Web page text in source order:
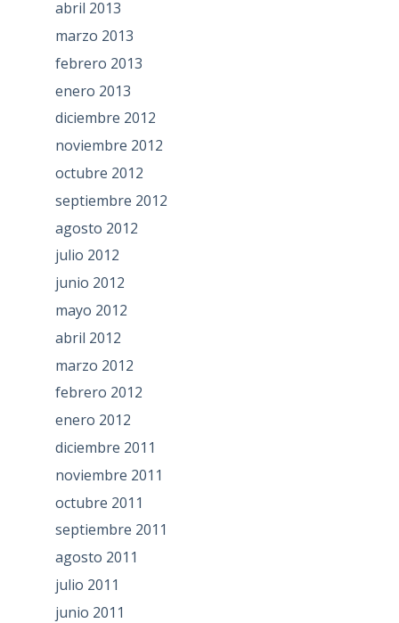
abril 2013
marzo 2013
febrero 2013
enero 2013
diciembre 2012
noviembre 2012
octubre 2012
septiembre 2012
agosto 2012
julio 2012
junio 2012
mayo 2012
abril 2012
marzo 2012
febrero 2012
enero 2012
diciembre 2011
noviembre 2011
octubre 2011
septiembre 2011
agosto 2011
julio 2011
junio 2011